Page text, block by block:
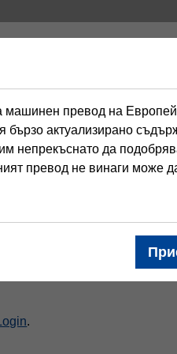
.
машинен превод на
бързо актуализирано
непрекъснато да
превод не винаги може